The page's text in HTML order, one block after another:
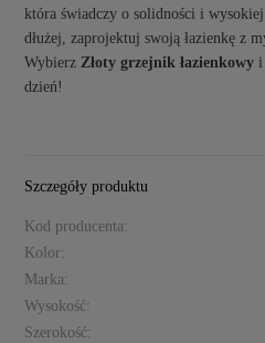
która świadczy o solidności i
dłużej, zaprojektuj swoją łazienkę z
WybierzZłoty grzejnik łazienkowy i
dzień!
Szczegóły produktu
Kod producenta:
Kolor:
Marka:
Wysokość:
Szerokość: